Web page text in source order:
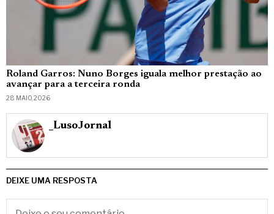
Roland Garros: Nuno Borges iguala melhor prestação ao
avançar para a terceira ronda
28 MAIO, 2026
_LusoJornal
DEIXE UMA RESPOSTA